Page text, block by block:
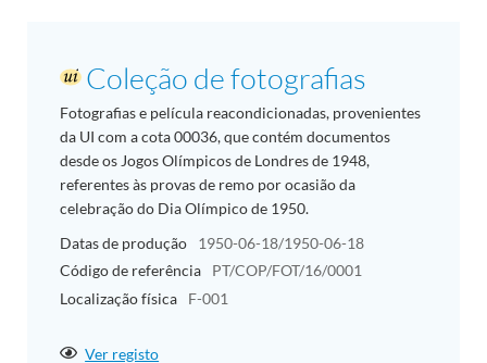
Coleção de fotografias
Fotografias e película reacondicionadas, provenientes
da UI com a cota 00036, que contém documentos
desde os Jogos Olímpicos de Londres de 1948,
referentes às provas de remo por ocasião da
celebração do Dia Olímpico de 1950.
Datas de produção
1950-06-18/1950-06-18
Código de referência
PT/COP/FOT/16/0001
Localização física
F-001
Ver registo